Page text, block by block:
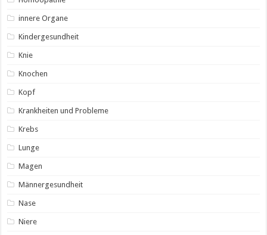
innere Organe
Kindergesundheit
Knie
Knochen
Kopf
Krankheiten und Probleme
Krebs
Lunge
Magen
Männergesundheit
Nase
Niere